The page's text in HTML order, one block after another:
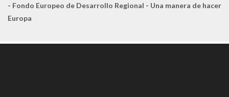
- Fondo Europeo de Desarrollo Regional - Una manera de hacer
Europa